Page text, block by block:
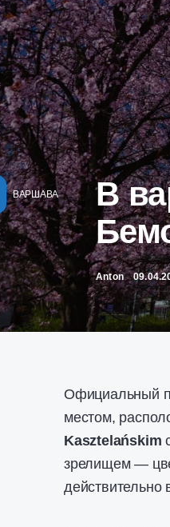
ВАРШАВА
В
Anton
Официальный
местом,
Kasztelańskim
зрелищем —
действительно